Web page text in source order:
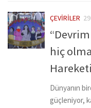
ÇEVIRILER
hiç
Dünyanın
güçleniyor,